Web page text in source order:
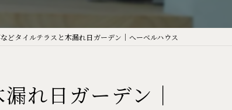
タイルテラスと木漏れ日ガーデン｜へーベルハウス
れ日ガーデン｜